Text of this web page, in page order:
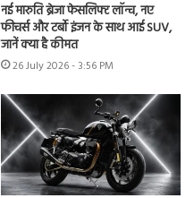
नई मारुति ब्रेजा फेसलिफ्ट लॉन्च, नए
फीचर्स और टर्बो इंजन के साथ आई SUV,
जानें क्या है कीमत
26 July 2026 - 3:56 PM